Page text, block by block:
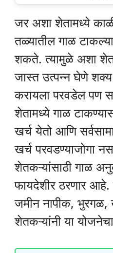
जर अशा शेतामध्ये
तळ्यातील गाळ
शकते. त्यामुळे अशा
जास्त उत्पन्न घेणे
करायला परवडेल पण
शेतामध्ये गाळ
खर्च येतो आणि
खर्च परवडण्याजोगा
शेतकऱ्यांसाठी गाळ
फायदेशीर ठरणार आहे.
जमीन नापीक,
शेतकऱ्यांनी या